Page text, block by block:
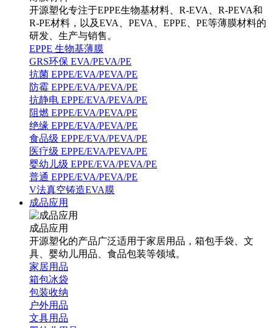
开源塑化专注于EPPE生物基材料、R-EVA、R-PEVA和
R-PE材料，以及EVA、PEVA、EPPE、PE等薄膜材料的
研发、生产与销售。
EPPE 生物基薄膜
GRS环保 EVA/PEVA/PE
抗菌 EPPE/EVA/PEVA/PE
防霉 EPPE/EVA/PEVA/PE
抗静电 EPPE/EVA/PEVA/PE
阻燃 EPPE/EVA/PEVA/PE
绝缘 EPPE/EVA/PEVA/PE
食品级 EPPE/EVA/PEVA/PE
医疗级 EPPE/EVA/PEVA/PE
婴幼儿级 EPPE/EVA/PEVA/PE
普通 EPPE/EVA/PEVA/PE
V法真空铸造EVA膜
成品应用
成品应用
开源塑化的产品广泛适用于家居用品，箱包手袋、文
具、婴幼儿用品、食品包装等领域。
家居用品
箱包冰袋
包装收纳
户外用品
文具用品